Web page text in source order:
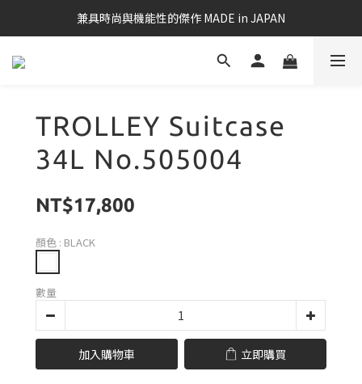
兼具時尚與機能性的傑作 MADE in JAPAN
TROLLEY Suitcase
34L No.505004
NT$17,800
顏色 : BLACK
數量
加入購物車 立即購買